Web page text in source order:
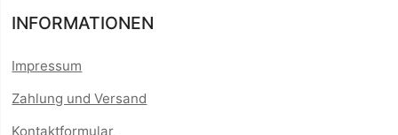
INFORMATIONEN
Impressum
Zahlung und Versand
Kontaktformular